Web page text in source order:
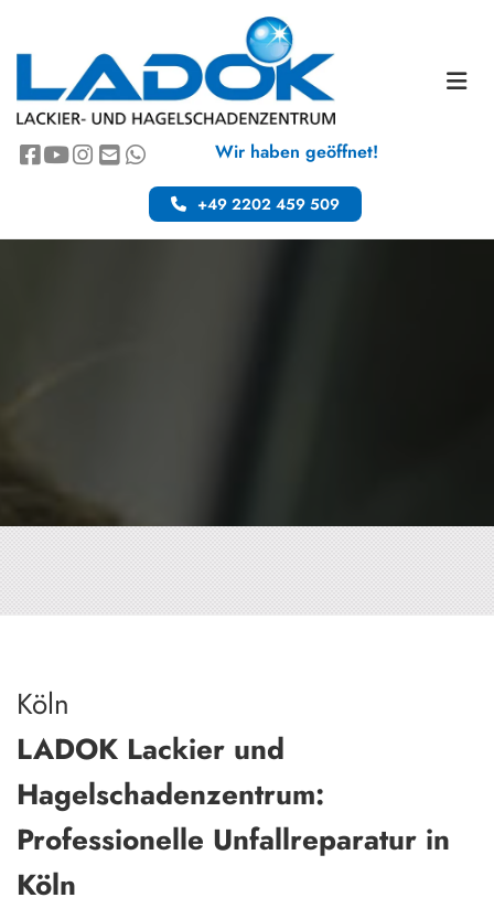
Wir haben geöffnet!
+49 2202 459 509
Köln
LADOK Lackier und
Hagelschadenzentrum:
Professionelle Unfallreparatur in
Köln